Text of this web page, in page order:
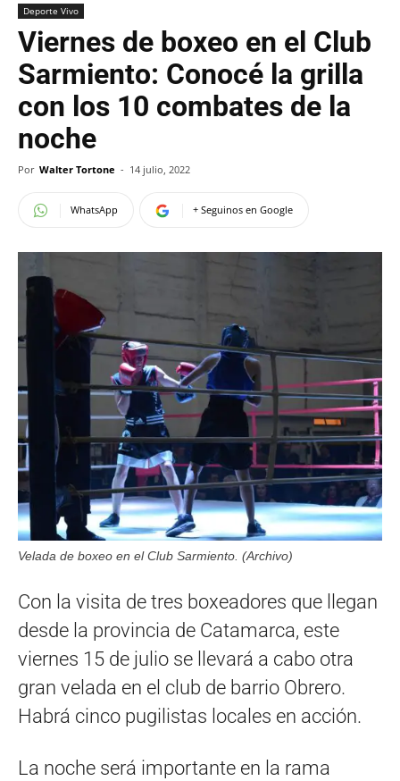
Deporte Vivo
Viernes de boxeo en el Club
Sarmiento: Conocé la grilla
con los 10 combates de la
noche
Por Walter Tortone - 14 julio, 2022
WhatsApp + Seguinos en Google
Velada de boxeo en el Club Sarmiento. (Archivo)
Con la visita de tres boxeadores que llegan
desde la provincia de Catamarca, este
viernes 15 de julio se llevará a cabo otra
gran velada en el club de barrio Obrero.
Habrá cinco pugilistas locales en acción.
La noche será importante en la rama